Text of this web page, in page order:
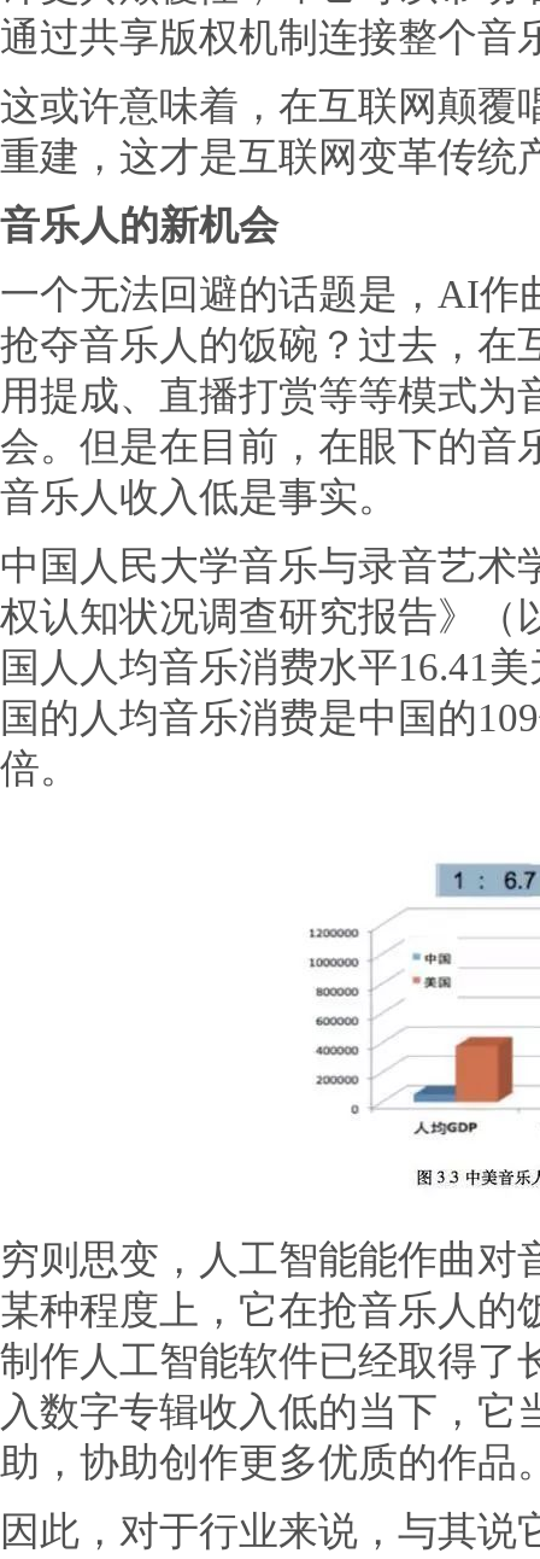
通过共享版权机制连接整个音
这或许意味着，在互联网颠覆
重建，这才是互联网变革传统
音乐人的新机会
一个无法回避的话题是，AI作
抢夺音乐人的饭碗？过去，在
用提成、直播打赏等等模式为
会。但是在目前，在眼下的音
音乐人收入低是事实。
中国人民大学音乐与录音艺术
权认知状况调查研究报告》（
国人人均音乐消费水平16.41
国的人均音乐消费是中国的
倍。
穷则思变，人工智能能作曲对
某种程度上，它在抢音乐人的
制作人工智能软件已经取得了
入数字专辑收入低的当下，它
助，协助创作更多优质的作品
因此，对于行业来说，与其